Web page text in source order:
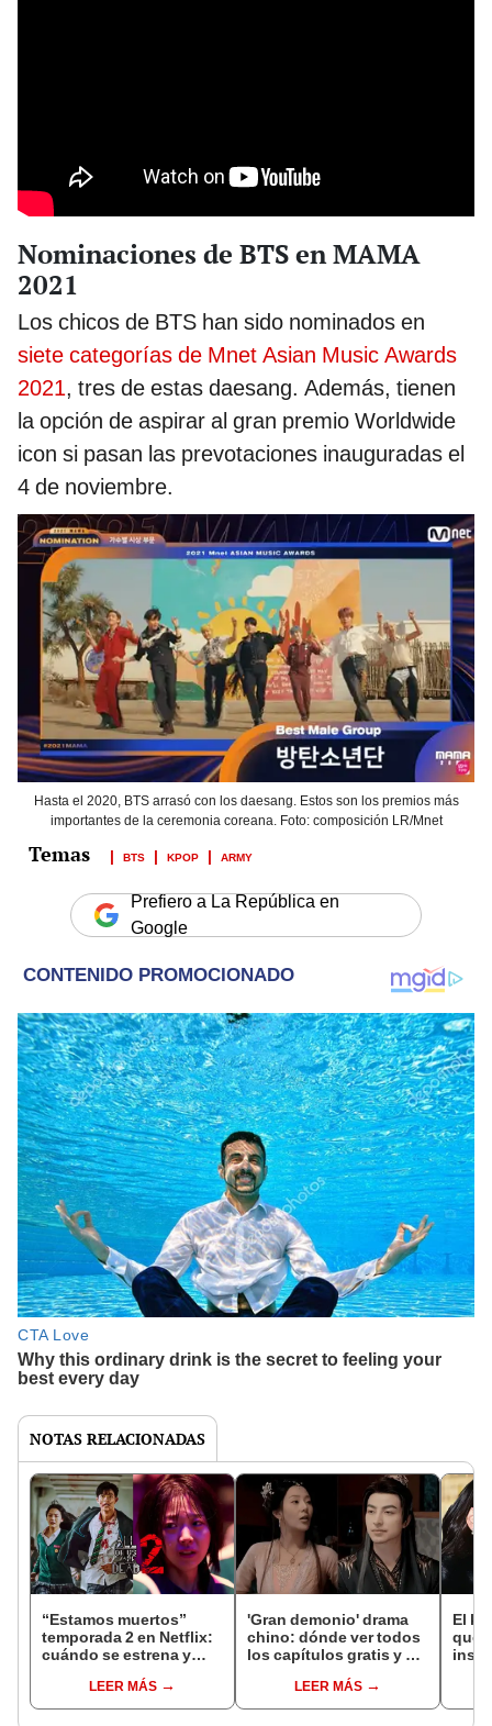
Nominaciones de BTS en MAMA
2021
Los chicos de BTS han sido nominados en
siete categorías de Mnet Asian Music Awards
2021, tres de estas daesang. Además, tienen
la opción de aspirar al gran premio Worldwide
icon si pasan las prevotaciones inauguradas el
4 de noviembre.
Hasta el 2020, BTS arrasó con los daesang. Estos son los premios más
importantes de la ceremonia coreana. Foto: composición LR/Mnet
BTS KPOP ARMY
Prefiero a La República en
Google
NOTAS RELACIONADAS
“Estamos muertos”
temporada 2 en Netflix:
cuándo se estrena y
temporadaLEER MÁS
'Gran demonio' drama
chino: dónde ver todos
los capítulos gratis y en
LEER MÁS
El k-
que